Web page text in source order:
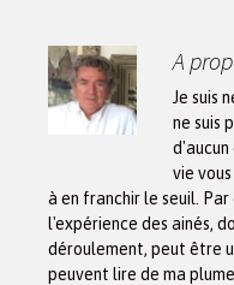
A
Je suis
ne suis
vie
à en franchir le seuil.
l'expérience des ainés,
déroulement, peut être
peuvent lire de ma